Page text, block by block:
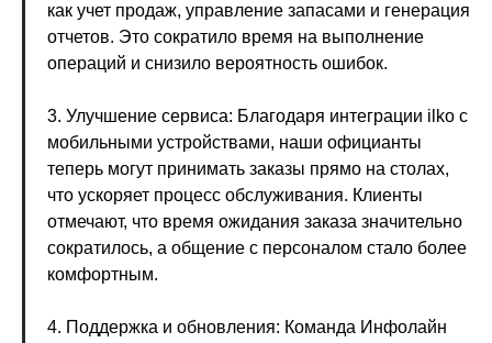
как учет продаж, управление запасами и генерация
отчетов. Это сократило время на выполнение
операций и снизило вероятность ошибок.
3. Улучшение сервиса: Благодаря интеграции ilko с
мобильными устройствами, наши официанты
теперь могут принимать заказы прямо на столах,
что ускоряет процесс обслуживания. Клиенты
отмечают, что время ожидания заказа значительно
сократилось, а общение с персоналом стало более
комфортным.
4. Поддержка и обновления: Команда Инфолайн